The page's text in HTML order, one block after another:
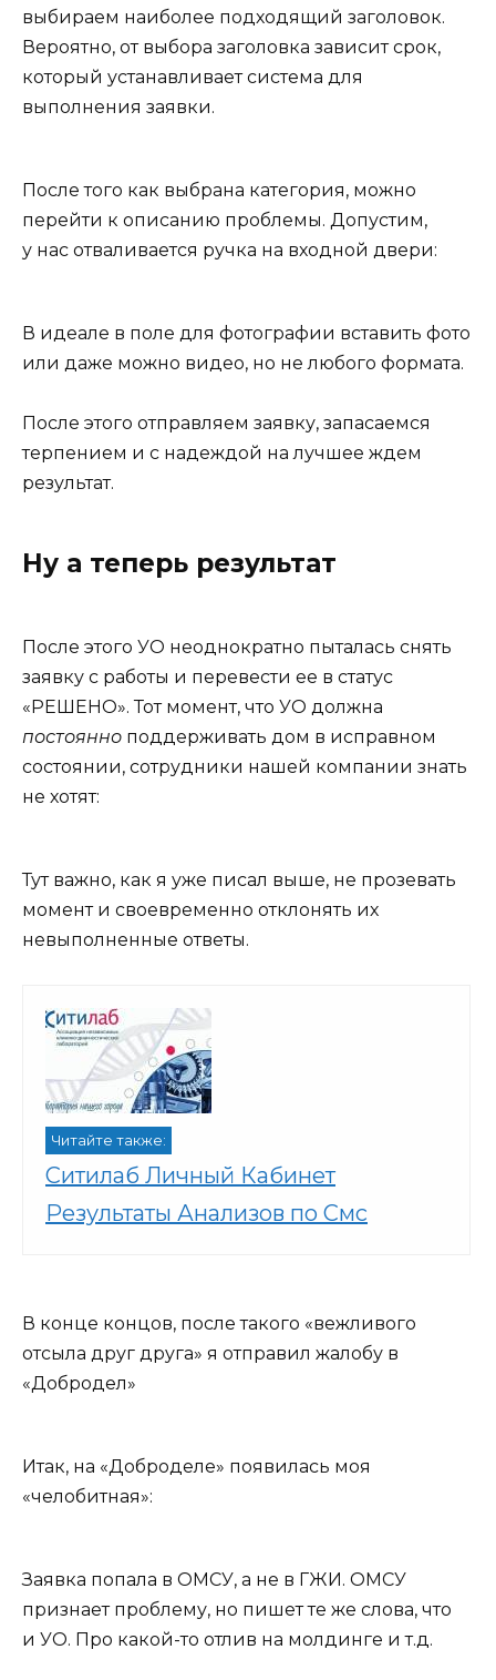
выбираем наиболее подходящий заголовок.
Вероятно, от выбора заголовка зависит срок,
который устанавливает система для
выполнения заявки.
После того как выбрана категория, можно
перейти к описанию проблемы. Допустим,
у нас отваливается ручка на входной двери:
В идеале в поле для фотографии вставить фото
или даже можно видео, но не любого формата.
После этого отправляем заявку, запасаемся
терпением и с надеждой на лучшее ждем
результат.
Ну а теперь результат
После этого УО неоднократно пыталась снять
заявку с работы и перевести ее в статус
«РЕШЕНО». Тот момент, что УО должна
постоянно поддерживать дом в исправном
состоянии, сотрудники нашей компании знать
не хотят:
Тут важно, как я уже писал выше, не прозевать
момент и своевременно отклонять их
невыполненные ответы.
Читайте также:
Ситилаб Личный Кабинет
Результаты Анализов по Смс
В конце концов, после такого «вежливого
отсыла друг друга» я отправил жалобу в
«Добродел»
Итак, на «Доброделе» появилась моя
«челобитная»:
Заявка попала в ОМСУ, а не в ГЖИ. ОМСУ
признает проблему, но пишет те же слова, что
и УО. Про какой-то отлив на молдинге и т.д.